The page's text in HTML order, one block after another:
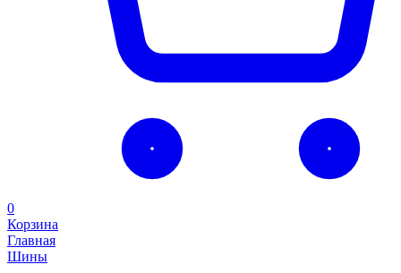
0
Корзина
Главная
Шины